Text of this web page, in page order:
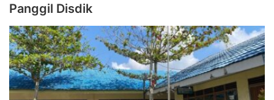
Panggil Disdik